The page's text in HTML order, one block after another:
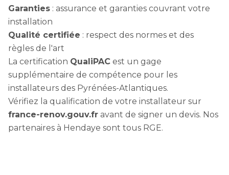
Garanties : assurance et garanties couvrant votre
installation
Qualité certifiée : respect des normes et des
règles de l'art
La certification QualiPAC est un gage
supplémentaire de compétence pour les
installateurs des Pyrénées-Atlantiques.
Vérifiez la qualification de votre installateur sur
france-renov.gouv.fr avant de signer un devis. Nos
partenaires à Hendaye sont tous RGE.